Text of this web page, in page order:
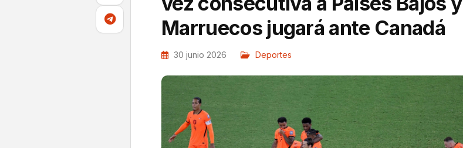
Marruecos jugará ante Canadá
30 junio 2026 Deportes